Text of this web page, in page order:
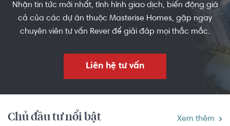
Nhận tin tức mới nhất, tình hình giao dịch, biến động giá
cả của các dự án thuộc Masterise Homes, gặp ngay
chuyên viên tư vấn Rever để giải đáp mọi thắc mắc.
Liên hệ tư vấn
Chủ đầu tư nổi bật Xem thêm